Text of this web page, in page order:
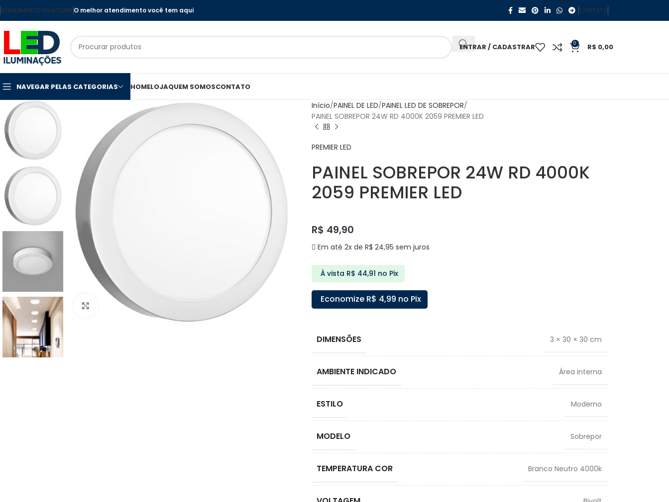
ATENDIMENTO WHATSAPPO melhor atendimento você tem aqui CONTATO
ENTRAR / CADASTRAR 0 R$ 0,00
NAVEGAR PELAS CATEGORIAS HOMELOJAQUEM SOMOSCONTATO
Click to enlarge
Início PAINEL DE LED PAINEL LED DE SOBREPOR
PAINEL SOBREPOR 24W RD 4000K 2059 PREMIER LED
PREMIER LED
PAINEL SOBREPOR 24W RD 4000K
2059 PREMIER LED
R$ 49,90
Em até 2x de R$ 24,95 sem juros
À vista R$ 44,91 no Pix
Economize R$ 4,99 no Pix
DIMENSÕES 3 × 30 × 30 cm
AMBIENTE INDICADO Área interna
ESTILO Moderno
MODELO Sobrepor
TEMPERATURA COR Branco Neutro 4000k